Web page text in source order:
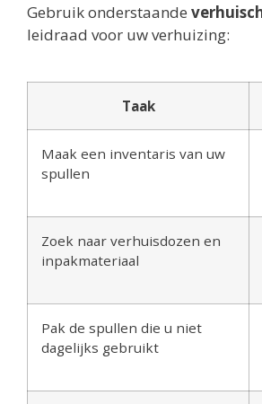
Gebruik onderstaande
leidraad voor uw verhuizing:
Taak
Maak een inventaris van uw
spullen
Zoek naar verhuisdozen en
inpakmateriaal
Pak de spullen die u niet
dagelijks gebruikt